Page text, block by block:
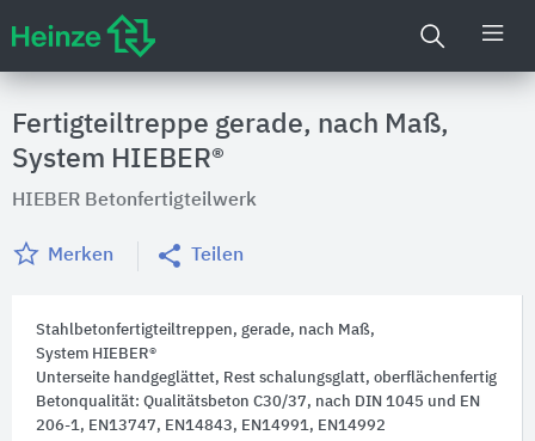
Fertigteiltreppe gerade, nach Maß,
System HIEBER®
HIEBER Betonfertigteilwerk
Merken Teilen
Stahlbetonfertigteiltreppen, gerade, nach Maß,
System HIEBER®
Unterseite handgeglättet, Rest schalungsglatt, oberflächenfertig
Betonqualität: Qualitätsbeton C30/37, nach DIN 1045 und EN
206-1, EN13747, EN14843, EN14991, EN14992